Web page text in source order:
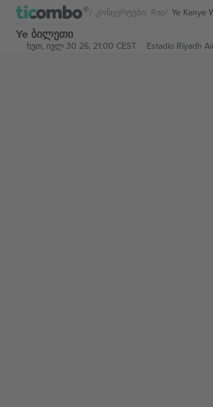
Კონცერტები Rap Ye Kanye
Ye ბილეთი
ხუთ, ივლ 30 26, 21:00 CEST Estadio Riyadh